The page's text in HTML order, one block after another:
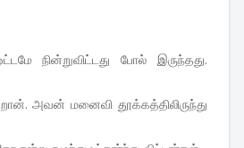
நின்றுவிட்டது போல் இருந்தது.
அவன் மனைவி தூக்கத்திலிருந்து